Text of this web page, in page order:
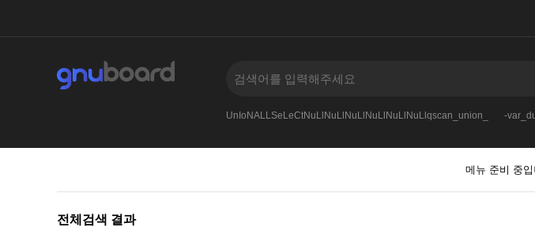
UnIoNALLSeLeCtNuLlNuLlNuLlNuLlNuLlNuLlqscan_union_ -
메뉴 준비 중
전체검색 결과